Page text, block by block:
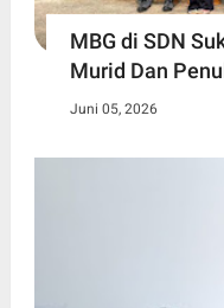
MBG di SDN
Murid Dan
Juni 05, 2026